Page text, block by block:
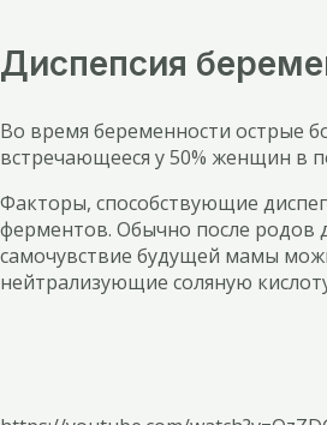
Диспепсия
Во время беременности острые
встречающееся у 50% женщин в
Факторы, способствующие
ферментов. Обычно после родов
самочувствие будущей мамы
нейтрализующие соляную